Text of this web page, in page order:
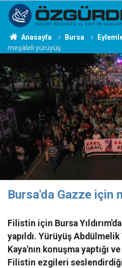
Anasayfa Bursa
meşaleli yürüyüş
Bursa'da Gazze için
Filistin için Bursa
yapıldı. Yürüyüş Abdülmelik
Kaya'nın konuşma yaptığı
Filistin ezgileri